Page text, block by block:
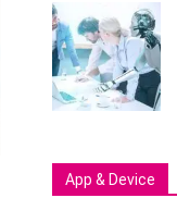
App & Device